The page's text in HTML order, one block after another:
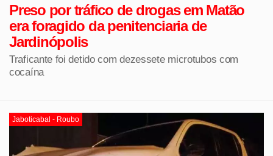
Preso por tráfico de drogas em Matão
era foragido da penitenciaria de
Jardinópolis
Traficante foi detido com dezessete microtubos com
cocaína
Jaboticabal - Roubo